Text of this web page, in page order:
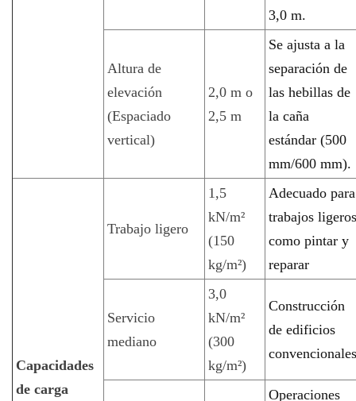
3,0 m.
Altura de
elevación
(Espaciado
vertical)
2,0 m o
2,5 m
Se ajusta a la
separación de
las hebillas de
la caña
estándar (500
mm/600 mm).
Capacidades
de carga
Trabajo ligero
1,5
kN/m²
(150
kg/m²)
Adecuado para
trabajos ligeros
como pintar y
reparar
Servicio
mediano
3,0
kN/m²
(300
kg/m²)
Construcción
de edificios
convencionales
Operaciones